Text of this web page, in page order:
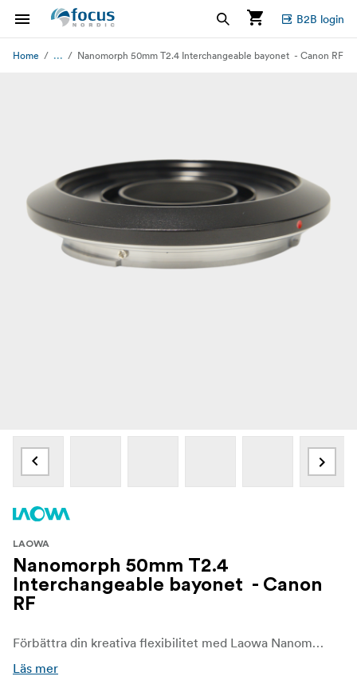
B2B login
Home ... Nanomorph 50mm T2.4 Interchangeable bayonet - Canon RF
LAOWA
Nanomorph 50mm T2.4
Interchangeable bayonet - Canon
RF
Förbättra din kreativa flexibilitet med Laowa Nanomorph 50mm T2.4 utbytbar bajonett, så att ditt objektiv enkelt kan anpassas till en mängd olika kameraplattformar.
Läs mer